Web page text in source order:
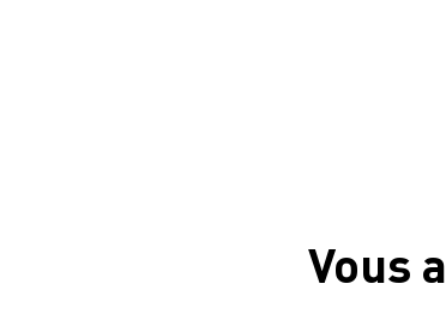
Vous